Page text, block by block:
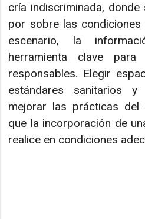
cría indiscriminada,
por sobre las
escenario, la
herramienta clave para
responsables. Elegir
estándares sanitarios
mejorar las prácticas
que la incorporación de
realice en condiciones